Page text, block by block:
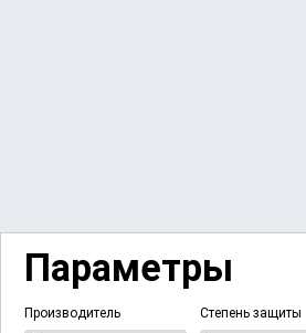
Параметры
Производитель Степень защиты